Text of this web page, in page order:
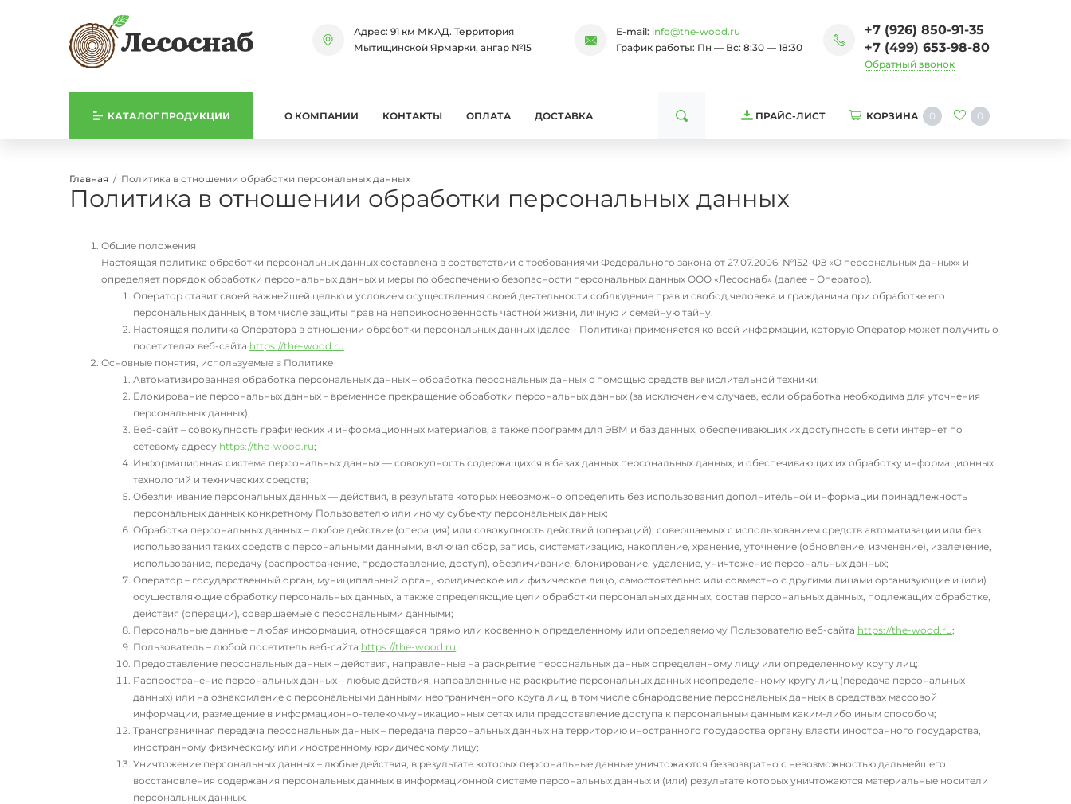
Адрес: 91 км МКАД. Территория
Мытищинской Ярмарки, ангар №15
E-mail: info@the-wood.ru
График работы: Пн — Вс: 8:30 — 18:30
+7 (926) 850-91-35
+7 (499) 653-98-80
Обратный звонок
КАТАЛОГ ПРОДУКЦИИ О КОМПАНИИ КОНТАКТЫ ОПЛАТА ДОСТАВКА ПРАЙС-ЛИСТ КОРЗИНА 0 0
Главная Политика в отношении обработки персональных данных
Политика в отношении обработки персональных данных
Общие положения
Настоящая политика обработки персональных данных составлена в соответствии с требованиями Федерального закона от 27.07.2006. №152-ФЗ «О персональных данных» и
определяет порядок обработки персональных данных и меры по обеспечению безопасности персональных данных ООО «Лесоснаб» (далее – Оператор).
Оператор ставит своей важнейшей целью и условием осуществления своей деятельности соблюдение прав и свобод человека и гражданина при обработке его
персональных данных, в том числе защиты прав на неприкосновенность частной жизни, личную и семейную тайну.
Настоящая политика Оператора в отношении обработки персональных данных (далее – Политика) применяется ко всей информации, которую Оператор может получить о
посетителях веб-сайта https://the-wood.ru.
Основные понятия, используемые в Политике
Автоматизированная обработка персональных данных – обработка персональных данных с помощью средств вычислительной техники;
Блокирование персональных данных – временное прекращение обработки персональных данных (за исключением случаев, если обработка необходима для уточнения
персональных данных);
Веб-сайт – совокупность графических и информационных материалов, а также программ для ЭВМ и баз данных, обеспечивающих их доступность в сети интернет по
сетевому адресу https://the-wood.ru;
Информационная система персональных данных — совокупность содержащихся в базах данных персональных данных, и обеспечивающих их обработку информационных
технологий и технических средств;
Обезличивание персональных данных — действия, в результате которых невозможно определить без использования дополнительной информации принадлежность
персональных данных конкретному Пользователю или иному субъекту персональных данных;
Обработка персональных данных – любое действие (операция) или совокупность действий (операций), совершаемых с использованием средств автоматизации или без
использования таких средств с персональными данными, включая сбор, запись, систематизацию, накопление, хранение, уточнение (обновление, изменение), извлечение,
использование, передачу (распространение, предоставление, доступ), обезличивание, блокирование, удаление, уничтожение персональных данных;
Оператор – государственный орган, муниципальный орган, юридическое или физическое лицо, самостоятельно или совместно с другими лицами организующие и (или)
осуществляющие обработку персональных данных, а также определяющие цели обработки персональных данных, состав персональных данных, подлежащих обработке,
действия (операции), совершаемые с персональными данными;
Персональные данные – любая информация, относящаяся прямо или косвенно к определенному или определяемому Пользователю веб-сайта https://the-wood.ru;
Пользователь – любой посетитель веб-сайта https://the-wood.ru;
Предоставление персональных данных – действия, направленные на раскрытие персональных данных определенному лицу или определенному кругу лиц;
Распространение персональных данных – любые действия, направленные на раскрытие персональных данных неопределенному кругу лиц (передача персональных
данных) или на ознакомление с персональными данными неограниченного круга лиц, в том числе обнародование персональных данных в средствах массовой
информации, размещение в информационно-телекоммуникационных сетях или предоставление доступа к персональным данным каким-либо иным способом;
Трансграничная передача персональных данных – передача персональных данных на территорию иностранного государства органу власти иностранного государства,
иностранному физическому или иностранному юридическому лицу;
Уничтожение персональных данных – любые действия, в результате которых персональные данные уничтожаются безвозвратно с невозможностью дальнейшего
восстановления содержания персональных данных в информационной системе персональных данных и (или) результате которых уничтожаются материальные носители
персональных данных.